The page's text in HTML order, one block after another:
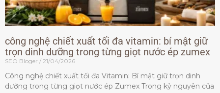
công nghệ chiết xuất tối đa vitamin: bí mật giữ
trọn dinh dưỡng trong từng giọt nước ép zumex
SEO Bloger 21/04/2026
Công nghệ chiết xuất tối đa Vitamin: Bí mật giữ trọn dinh
dưỡng trong từng giọt nước ép Zumex Trong kỷ nguyên của